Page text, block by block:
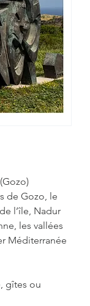
de Gozo, le
l’île, Nadur
les vallées
Méditerranée
gîtes ou